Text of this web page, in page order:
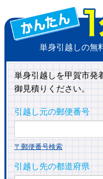
単身引越しの無
単身引越しを甲賀市発
御見積りください。
引越し元の郵便番号
〒郵便番号検索
引越し先の都道府県